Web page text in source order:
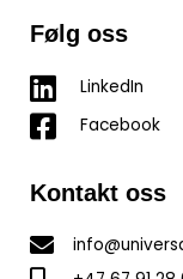
Følg oss
LinkedIn
Facebook
Kontakt oss